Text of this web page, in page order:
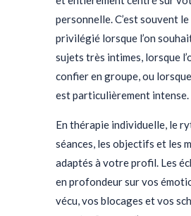
personnelle. C’est souvent
privilégié lorsque l’on
sujets très intimes, lorsque
confier en groupe, ou
est particulièrement intense.
En thérapie individuelle, le
séances, les objectifs et les
adaptés à votre profil. Les
en profondeur sur vos
vécu, vos blocages et vos